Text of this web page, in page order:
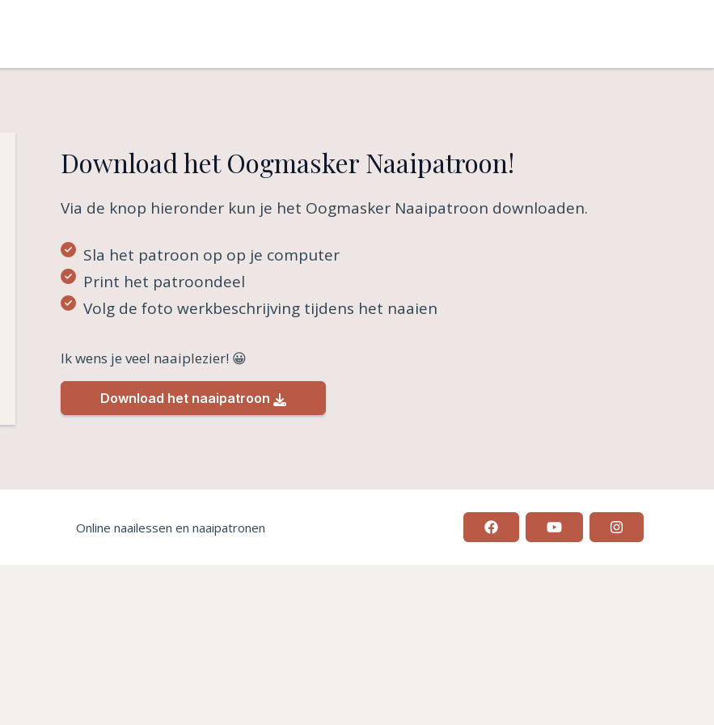
Download het Oogmasker Naaipatroon!
Via de knop hieronder kun je het Oogmasker Naaipatroon downloaden.
Sla het patroon op op je computer
Print het patroondeel
Volg de foto werkbeschrijving tijdens het naaien
Ik wens je veel naaiplezier! 😀
Download het naaipatroon
Online naailessen en naaipatronen